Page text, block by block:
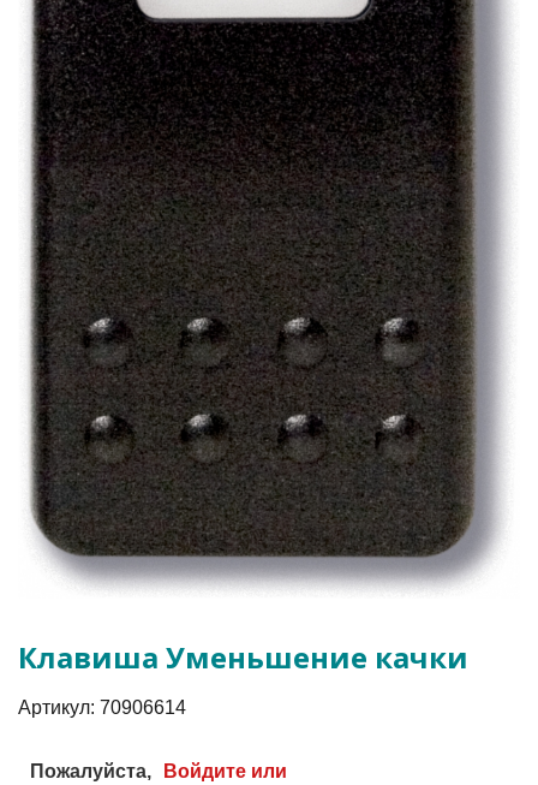
Клавиша Уменьшение качки
Aртикул: 70906614
Пожалуйста,
Войдите или